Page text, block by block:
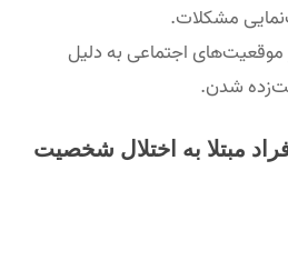
مشکلات.
موقعیت‌های اجتماعی به دلیل
شدن.
مبتلا به اختلال شخصیت